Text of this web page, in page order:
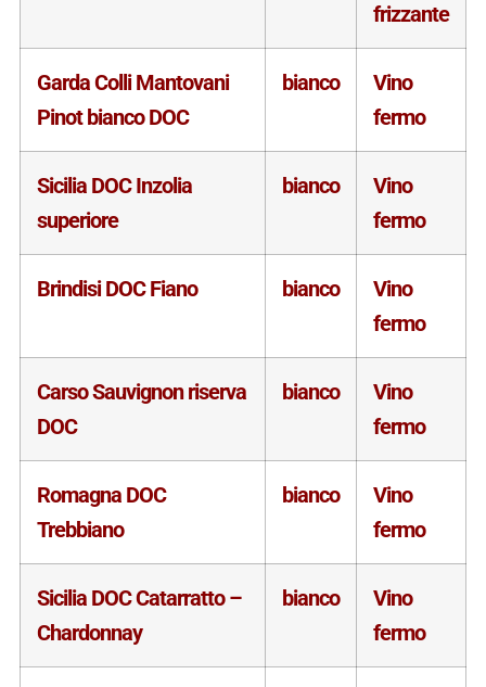
frizzante
Garda Colli Mantovani
Pinot bianco DOC
bianco
Vino
fermo
Sicilia DOC Inzolia
superiore
bianco
Vino
fermo
Brindisi DOC Fiano bianco
Vino
fermo
Carso Sauvignon riserva
DOC
bianco
Vino
fermo
Romagna DOC
Trebbiano
bianco
Vino
fermo
Sicilia DOC Catarratto –
Chardonnay
bianco
Vino
fermo